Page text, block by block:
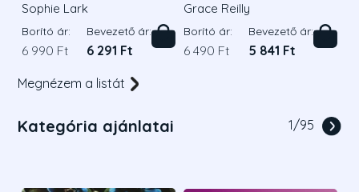
Sophie Lark
Borító ár:
6 990 Ft
Bevezető ár:
6 291 Ft
Grace Reilly
Borító ár:
6 490 Ft
Bevezető ár:
5 841 Ft
Megnézem a listát
Kategória ajánlatai 1/95